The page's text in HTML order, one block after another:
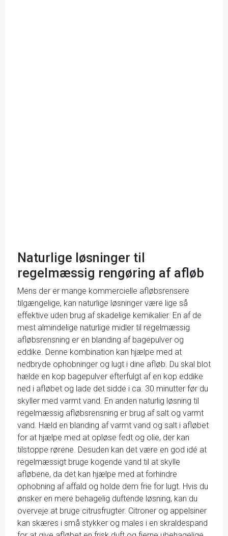
Naturlige løsninger til
regelmæssig rengøring af afløb
Mens der er mange kommercielle afløbsrensere
tilgængelige, kan naturlige løsninger være lige så
effektive uden brug af skadelige kemikalier. En af de
mest almindelige naturlige midler til regelmæssig
afløbsrensning er en blanding af bagepulver og
eddike. Denne kombination kan hjælpe med at
nedbryde ophobninger og lugt i dine afløb. Du skal blot
hælde en kop bagepulver efterfulgt af en kop eddike
ned i afløbet og lade det sidde i ca. 30 minutter før du
skyller med varmt vand. En anden naturlig løsning til
regelmæssig afløbsrensning er brug af salt og varmt
vand. Hæld en blanding af varmt vand og salt i afløbet
for at hjælpe med at opløse fedt og olie, der kan
tilstoppe rørene. Desuden kan det være en god idé at
regelmæssigt bruge kogende vand til at skylle
afløbene, da det kan hjælpe med at forhindre
ophobning af affald og holde dem frie for lugt. Hvis du
ønsker en mere behagelig duftende løsning, kan du
overveje at bruge citrusfrugter. Citroner og appelsiner
kan skæres i små stykker og males i en skraldespand